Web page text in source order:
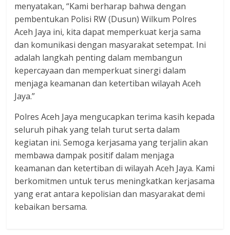
menyatakan, “Kami berharap bahwa dengan
pembentukan Polisi RW (Dusun) Wilkum Polres
Aceh Jaya ini, kita dapat memperkuat kerja sama
dan komunikasi dengan masyarakat setempat. Ini
adalah langkah penting dalam membangun
kepercayaan dan memperkuat sinergi dalam
menjaga keamanan dan ketertiban wilayah Aceh
Jaya.”
Polres Aceh Jaya mengucapkan terima kasih kepada
seluruh pihak yang telah turut serta dalam
kegiatan ini. Semoga kerjasama yang terjalin akan
membawa dampak positif dalam menjaga
keamanan dan ketertiban di wilayah Aceh Jaya. Kami
berkomitmen untuk terus meningkatkan kerjasama
yang erat antara kepolisian dan masyarakat demi
kebaikan bersama.